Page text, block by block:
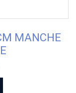
MANCHE